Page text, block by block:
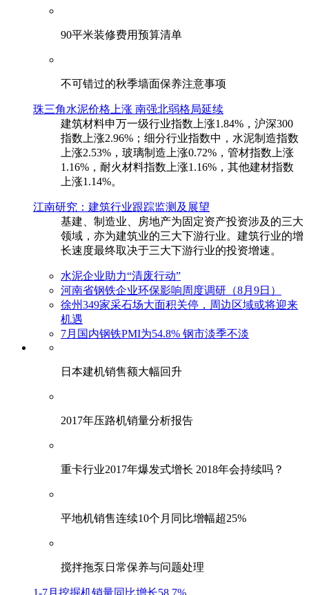
90平米装修费用预算清单
不可错过的秋季墙面保养注意事项
珠三角水泥价格上涨 南强北弱格局延续
建筑材料申万一级行业指数上涨1.84%，沪深300
指数上涨2.96%；细分行业指数中，水泥制造指数
上涨2.53%，玻璃制造上涨0.72%，管材指数上涨
1.16%，耐火材料指数上涨1.16%，其他建材指数
上涨1.14%。
江南研究：建筑行业跟踪监测及展望
基建、制造业、房地产为固定资产投资涉及的三大
领域，亦为建筑业的三大下游行业。建筑行业的增
长速度最终取决于三大下游行业的投资增速。
水泥企业助力“清废行动”
河南省钢铁企业环保影响周度调研（8月9日）
徐州349家采石场大面积关停，周边区域或将迎来
机遇
7月国内钢铁PMI为54.8% 钢市淡季不淡
日本建机销售额大幅回升
2017年压路机销量分析报告
重卡行业2017年爆发式增长 2018年会持续吗？
平地机销售连续10个月同比增幅超25%
搅拌拖泵日常保养与问题处理